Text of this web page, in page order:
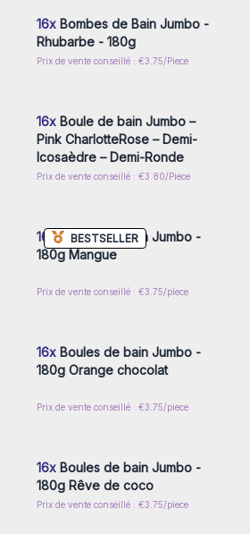
16xBombes de Bain Jumbo -
Rhubarbe - 180g
Prix de vente conseillé : €3.75/Piece
Connectez-vous ou inscrivez-
16xBoule de bain Jumbo –
Pink CharlotteRose – Demi-
Icosaèdre – Demi-Ronde
Prix de vente conseillé : €3.80/Piece
BESTSELLER
Connectez-vous ou inscrivez-
16xBoules de bain Jumbo -
180g Mangue
Prix de vente conseillé : €3.75/piece
Connectez-vous ou inscrivez-
16xBoules de bain Jumbo -
180g Orange chocolat
Prix de vente conseillé : €3.75/piece
Connectez-vous ou inscrivez-
16xBoules de bain Jumbo -
180g Rêve de coco
Prix de vente conseillé : €3.75/piece
Connectez-vous ou inscrivez-